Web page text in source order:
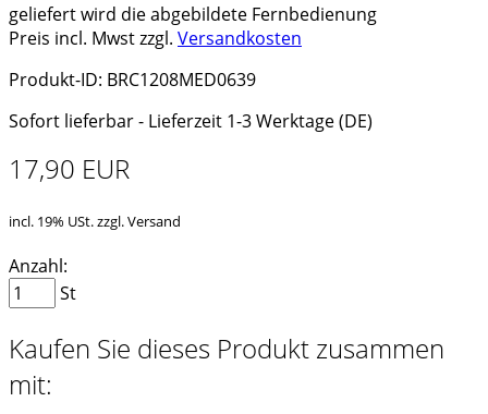
geliefert wird die abgebildete Fernbedienung
Preis incl. Mwst zzgl. Versandkosten
Produkt-ID: BRC1208MED0639
Sofort lieferbar - Lieferzeit 1-3 Werktage (DE)
17,90 EUR
incl. 19% USt. zzgl. Versand
Anzahl:
St
Kaufen Sie dieses Produkt zusammen
mit: